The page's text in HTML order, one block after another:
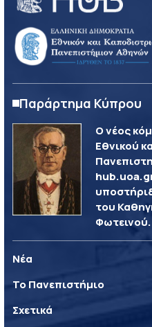
Παράρτημα Κύπρου
Ο νέος
Εθνικού
του
Φωτεινού.
Νέα
Το Πανεπιστήμιο
Σχετικά